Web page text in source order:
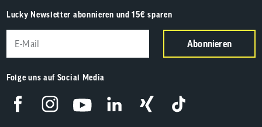
Lucky Newsletter abonnieren und 15€ sparen
Abonnieren
Folge uns auf Social Media